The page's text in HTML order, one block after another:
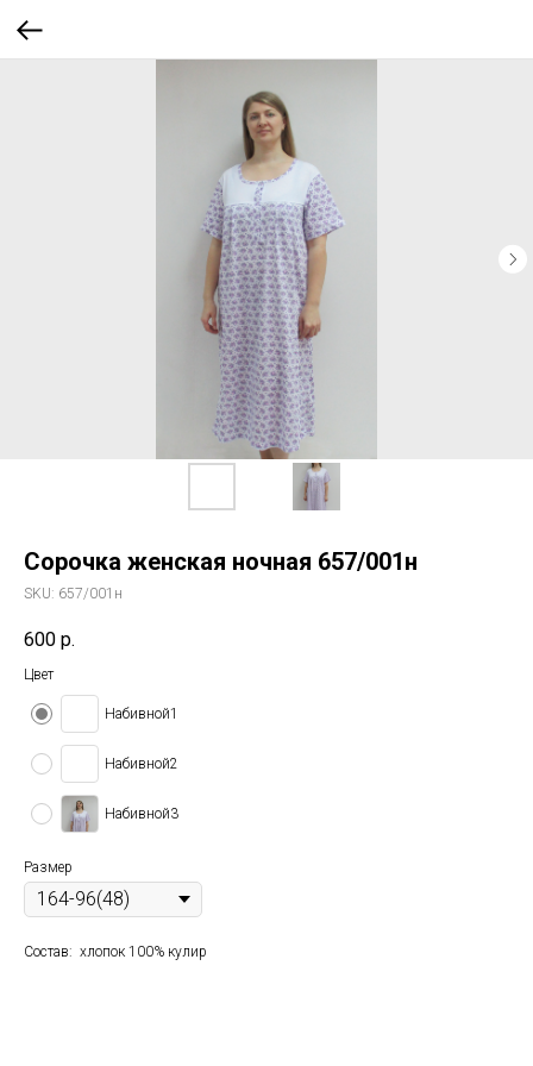
Сорочка женская ночная 657/001н
SKU: 657/001н
600 р.
Цвет
Набивной1
Набивной2
Набивной3
Размер
Состав: хлопок 100% кулир